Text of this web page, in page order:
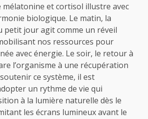
mélatonine et cortisol illustre avec
biologique. Le matin, la
petit jour agit comme un réveil
nos ressources pour
avec énergie. Le soir, le retour à
l’organisme à une récupération
ce système, il est
un rythme de vie qui
à la lumière naturelle dès le
les écrans lumineux avant le